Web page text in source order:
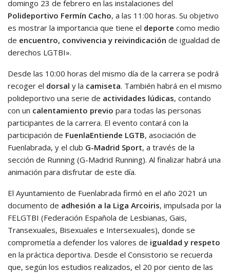
domingo 23 de febrero en las instalaciones del
Polideportivo Fermín Cacho, a las 11:00 horas. Su objetivo
es mostrar la importancia que tiene el deporte como medio
de encuentro, convivencia y reivindicación de igualdad de
derechos LGTBI».
Desde las 10:00 horas del mismo día de la carrera se podrá
recoger el dorsal y la camiseta. También habrá en el mismo
polideportivo una serie de actividades lúdicas, contando
con un calentamiento previo para todas las personas
participantes de la carrera. El evento contará con la
participación de FuenlaEntiende LGTB, asociación de
Fuenlabrada, y el club G-Madrid Sport, a través de la
sección de Running (G-Madrid Running). Al finalizar habrá una
animación para disfrutar de este día.
El Ayuntamiento de Fuenlabrada firmó en el año 2021 un
documento de adhesión a la Liga Arcoiris, impulsada por la
FELGTBI (Federación Española de Lesbianas, Gais,
Transexuales, Bisexuales e Intersexuales), donde se
comprometía a defender los valores de igualdad y respeto
en la práctica deportiva. Desde el Consistorio se recuerda
que, según los estudios realizados, el 20 por ciento de las